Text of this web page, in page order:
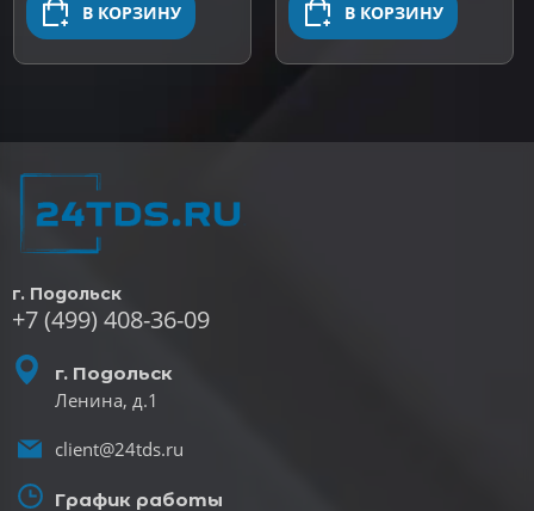
В КОРЗИНУ В КОРЗИНУ
г. Подольск
+7 (499) 408-36-09
г. Подольск
Ленина, д.1
client@24tds.ru
График работы